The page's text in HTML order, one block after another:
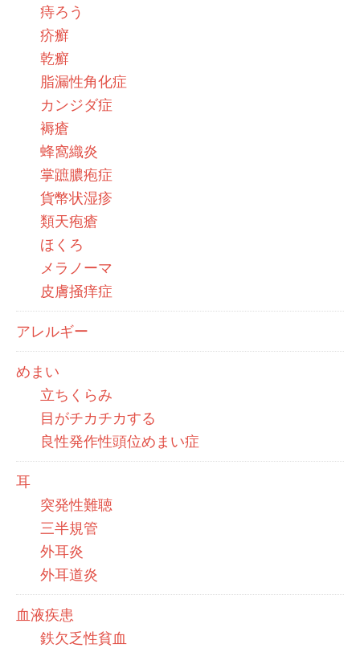
痔ろう
疥癬
乾癬
脂漏性角化症
カンジダ症
褥瘡
蜂窩織炎
掌蹠膿疱症
貨幣状湿疹
類天疱瘡
ほくろ
メラノーマ
皮膚掻痒症
アレルギー
めまい
立ちくらみ
目がチカチカする
良性発作性頭位めまい症
耳
突発性難聴
三半規管
外耳炎
外耳道炎
血液疾患
鉄欠乏性貧血